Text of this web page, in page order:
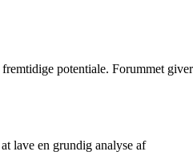
potentiale. Forummet giver
lave en grundig analyse af